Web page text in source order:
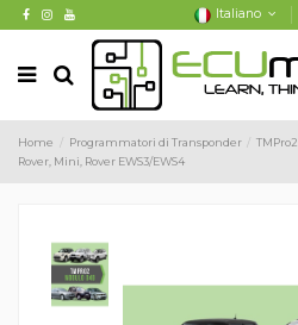
Italiano
Home Programmatori di Transponder TMPro2
Rover, Mini, Rover EWS3/EWS4